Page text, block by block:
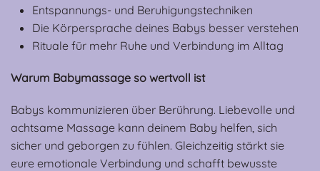
Entspannungs- und Beruhigungstechniken
Die Körpersprache deines Babys besser verstehen
Rituale für mehr Ruhe und Verbindung im Alltag
Warum Babymassage so wertvoll ist
Babys kommunizieren über Berührung. Liebevolle und
achtsame Massage kann deinem Baby helfen, sich
sicher und geborgen zu fühlen. Gleichzeitig stärkt sie
eure emotionale Verbindung und schafft bewusste